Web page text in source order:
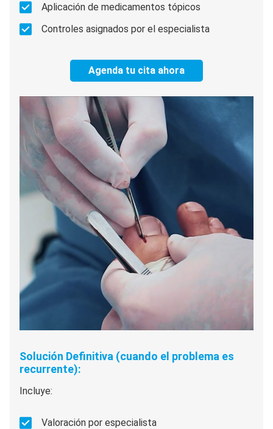
Aplicación de medicamentos tópicos
Controles asignados por el especialista
Agenda tu cita ahora
Solución Definitiva (cuando el problema es
recurrente):
Incluye:
Valoración por especialista